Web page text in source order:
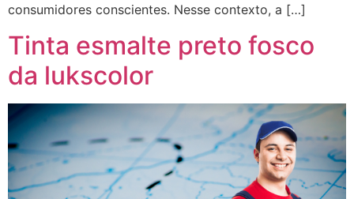
consumidores conscientes. Nesse contexto, a […]
Tinta esmalte preto fosco
da lukscolor